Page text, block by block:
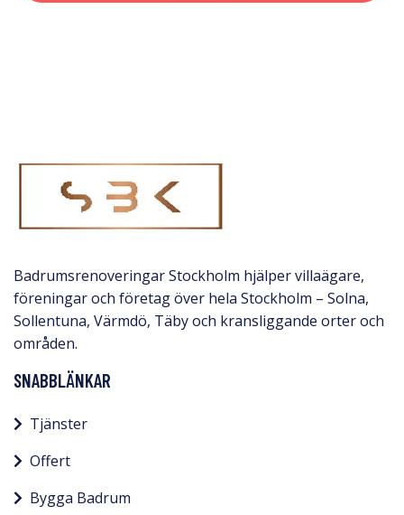
Badrumsrenoveringar Stockholm hjälper villaägare,
föreningar och företag över hela Stockholm – Solna,
Sollentuna, Värmdö, Täby och kransliggande orter och
områden.
SNABBLÄNKAR
Tjänster
Offert
Bygga Badrum